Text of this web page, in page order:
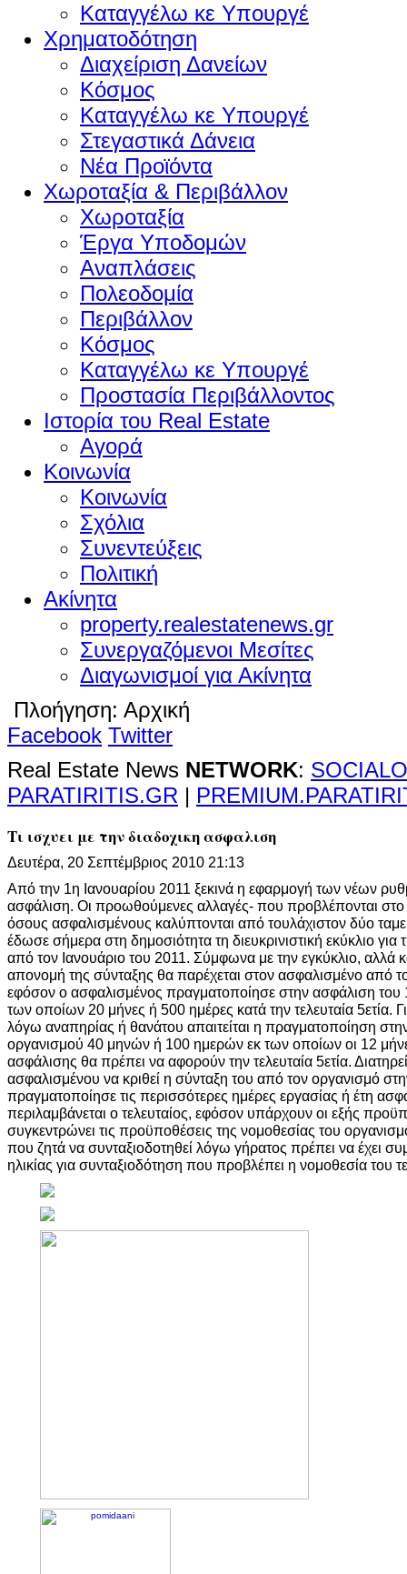
Καταγγέλω κε Υπουργέ
Χρηματοδότηση
Διαχείριση Δανείων
Κόσμος
Καταγγέλω κε Υπουργέ
Στεγαστικά Δάνεια
Νέα Προϊόντα
Χωροταξία & Περιβάλλον
Χωροταξία
Έργα Υποδομών
Αναπλάσεις
Πολεοδομία
Περιβάλλον
Κόσμος
Καταγγέλω κε Υπουργέ
Προστασία Περιβάλλοντος
Ιστορία του Real Estate
Αγορά
Κοινωνία
Κοινωνία
Σχόλια
Συνεντεύξεις
Πολιτική
Ακίνητα
property.realestatenews.gr
Συνεργαζόμενοι Μεσίτες
Διαγωνισμοί για Ακίνητα
Πλοήγηση: Αρχική
Facebook Twitter
Real Estate News NETWORK:
PARATIRITIS.GR |
Τι ισχυει με την διαδοχικη ασφαλιση
Δευτέρα, 20 Σεπτέμβριος 2010 21:13
Από την 1η Ιανουαρίου 2011 ξεκινά η εφαρμογή των νέων
ασφάλιση. Οι προωθούμενες αλλαγές- που προβλέπονται
όσους ασφαλισμένους καλύπτονται από τουλάχιστον δύο
έδωσε σήμερα στη δημοσιότητα τη διευκρινιστική εκύκλιο
από τον Ιανουάριο του 2011. Σύμφωνα με την εγκύκλιο, αλλά
απονομή της σύνταξης θα παρέχεται στον ασφαλισμένο από
εφόσον ο ασφαλισμένος πραγματοποίησε στην ασφάλιση του
των οποίων 20 μήνες ή 500 ημέρες κατά την τελευταία 5ετία.
λόγω αναπηρίας ή θανάτου απαιτείται η πραγματοποίηση
οργανισμού 40 μηνών ή 100 ημερών εκ των οποίων οι 12
ασφάλισης θα πρέπει να αφορούν την τελευταία 5ετία.
ασφαλισμένου να κριθεί η σύνταξη του από τον οργανισμό
πραγματοποίησε τις περισσότερες ημέρες εργασίας ή έτη
περιλαμβάνεται ο τελευταίος, εφόσον υπάρχουν οι εξής
συγκεντρώνει τις προϋποθέσεις της νομοθεσίας του
που ζητά να συνταξιοδοτηθεί λόγω γήρατος πρέπει να έχει
ηλικίας για συνταξιοδότηση που προβλέπει η νομοθεσία του